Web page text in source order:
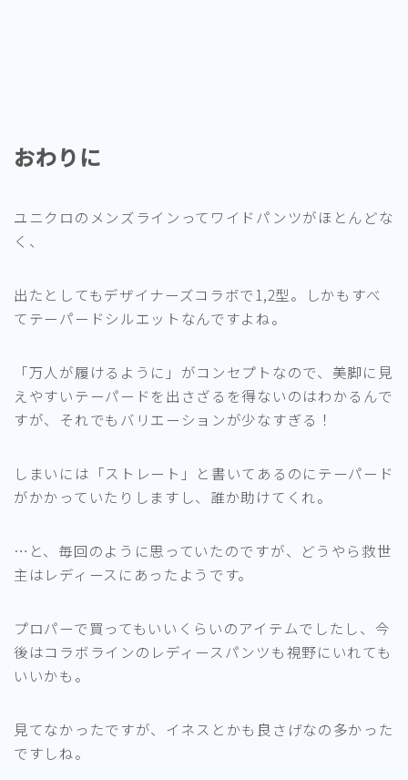
おわりに
ユニクロのメンズラインってワイドパンツがほとんどな
く、
出たとしてもデザイナーズコラボで1,2型。しかもすべ
てテーパードシルエットなんですよね。
「万人が履けるように」がコンセプトなので、美脚に見
えやすいテーパードを出さざるを得ないのはわかるんで
すが、それでもバリエーションが少なすぎる！
しまいには「ストレート」と書いてあるのにテーパード
がかかっていたりしますし、誰か助けてくれ。
…と、毎回のように思っていたのですが、どうやら救世
主はレディースにあったようです。
プロパーで買ってもいいくらいのアイテムでしたし、今
後はコラボラインのレディースパンツも視野にいれても
いいかも。
見てなかったですが、イネスとかも良さげなの多かった
ですしね。